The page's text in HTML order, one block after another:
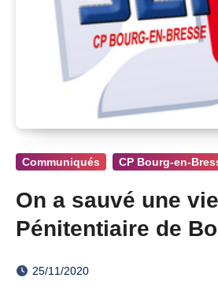
Communiqués CP Bourg-en-
On a sauvé une
Pénitentiaire de
25/11/2020